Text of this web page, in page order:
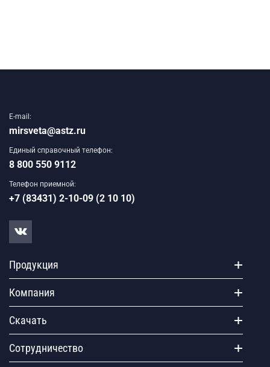
E-mail:
mirsveta@astz.ru
Единый справочный телефон:
8 800 550 9112
Телефон приемной:
+7 (83431) 2-10-09 (2 10 10)
Продукция
Компания
Скачать
Сотрудничество